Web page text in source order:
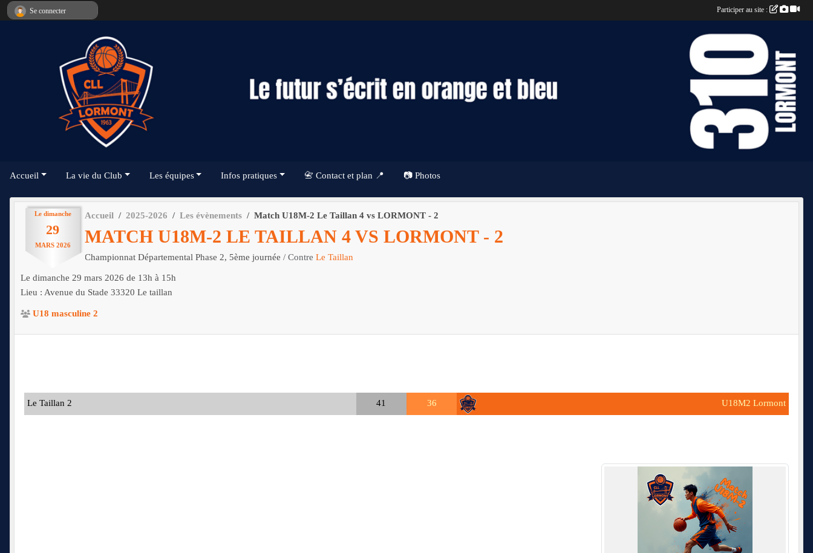
Accueil La vie du Club Les équipes Infos pratiques 📇 Contact et plan 📍 📷 Photos
Le dimanche
29
MARS 2026
Accueil 2025-2026 Les évènements Match U18M-2 Le Taillan 4 vs LORMONT - 2
MATCH U18M-2 LE TAILLAN 4 VS LORMONT - 2
Championnat Départemental Phase 2, 5ème journée / Contre Le Taillan
Le dimanche 29 mars 2026 de 13h à 15h
Lieu : Avenue du Stade 33320 Le taillan
U18 masculine 2
Le Taillan 2 41 36 U18M2 Lormont
Se connecter Participer au site :
Panneau de gestion des cookies